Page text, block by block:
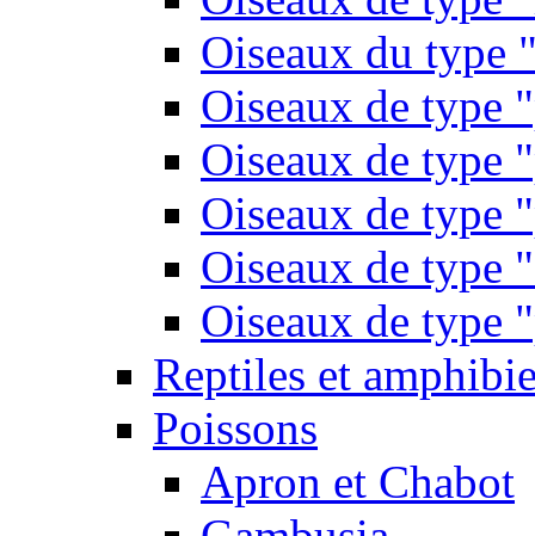
Oiseaux du type
Oiseaux de type
Oiseaux de type
Oiseaux de type
Oiseaux de type
Oiseaux de type
Reptiles et
Poissons
Apron et Chabot